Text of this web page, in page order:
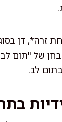
זרה*, דן
של "תום
לב.